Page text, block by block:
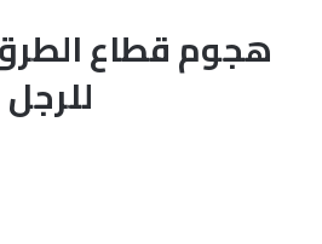
هجوم قطاع
للرجل